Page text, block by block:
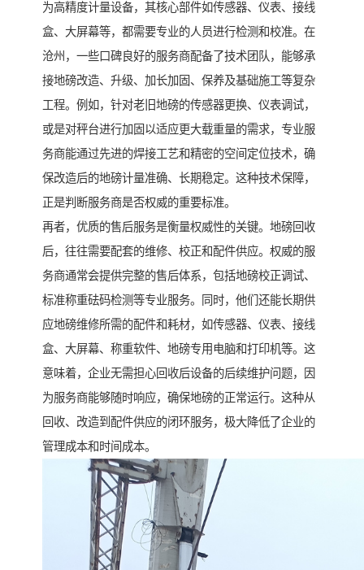
为高精度计量设备，其核心部件如传感器、仪表、接线
盒、大屏幕等，都需要专业的人员进行检测和校准。在
沧州，一些口碑良好的服务商配备了技术团队，能够承
接地磅改造、升级、加长加固、保养及基础施工等复杂
工程。例如，针对老旧地磅的传感器更换、仪表调试，
或是对秤台进行加固以适应更大载重量的需求，专业服
务商能通过先进的焊接工艺和精密的空间定位技术，确
保改造后的地磅计量准确、长期稳定。这种技术保障，
正是判断服务商是否权威的重要标准。
再者，优质的售后服务是衡量权威性的关键。地磅回收
后，往往需要配套的维修、校正和配件供应。权威的服
务商通常会提供完整的售后体系，包括地磅校正调试、
标准称重砝码检测等专业服务。同时，他们还能长期供
应地磅维修所需的配件和耗材，如传感器、仪表、接线
盒、大屏幕、称重软件、地磅专用电脑和打印机等。这
意味着，企业无需担心回收后设备的后续维护问题，因
为服务商能够随时响应，确保地磅的正常运行。这种从
回收、改造到配件供应的闭环服务，极大降低了企业的
管理成本和时间成本。